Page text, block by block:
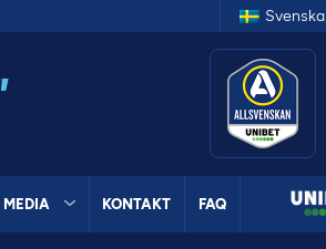
Svenska
MEDIA KONTAKT FAQ